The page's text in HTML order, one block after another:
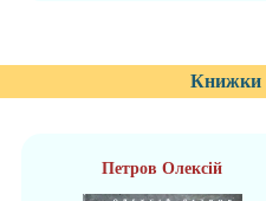
Книжки
Петров Олексій